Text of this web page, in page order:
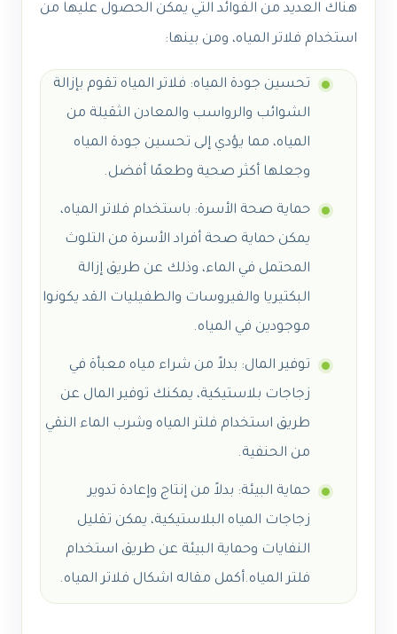
هناك العديد من الفوائد التي يمكن الحصول عليها من
استخدام فلاتر المياه، ومن بينها:
تحسين جودة المياه: فلاتر المياه تقوم بإزالة
الشوائب والرواسب والمعادن الثقيلة من
المياه، مما يؤدي إلى تحسين جودة المياه
وجعلها أكثر صحية وطعمًا أفضل.
حماية صحة الأسرة: باستخدام فلاتر المياه،
يمكن حماية صحة أفراد الأسرة من التلوث
المحتمل في الماء، وذلك عن طريق إزالة
البكتيريا والفيروسات والطفيليات القد يكونوا
موجودين في المياه.
توفير المال: بدلاً من شراء مياه معبأة في
زجاجات بلاستيكية، يمكنك توفير المال عن
طريق استخدام فلتر المياه وشرب الماء النقي
من الحنفية.
حماية البيئة: بدلاً من إنتاج وإعادة تدوير
زجاجات المياه البلاستيكية، يمكن تقليل
النفايات وحماية البيئة عن طريق استخدام
فلتر المياه.أكمل مقاله اشكال فلاتر المياه.